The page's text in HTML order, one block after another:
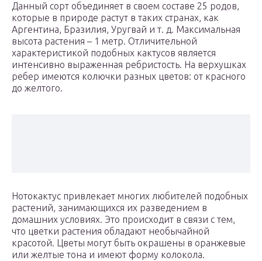
Данный сорт объединяет в своем составе 25 родов,
которые в природе растут в таких странах, как
Аргентина, Бразилия, Уругвай и т. д. Максимальная
высота растения – 1 метр. Отличительной
характеристикой подобных кактусов является
интенсивно выраженная ребристость. На верхушках
ребер имеются колючки разных цветов: от красного
до желтого.
Нотокактус привлекает многих любителей подобных
растений, занимающихся их разведением в
домашних условиях. Это происходит в связи с тем,
что цветки растения обладают необычайной
красотой. Цветы могут быть окрашены в оранжевые
или желтые тона и имеют форму колокола.